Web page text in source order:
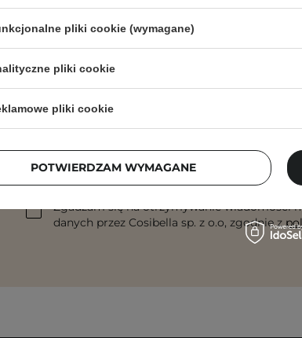
Pielęgnacyjne checklisty, eksperckie
Podaj swój adres email
Zgadzam się na otrzymywanie wiadomości
danych przez Cosibella sp. z o.o, zgodnie z
pliki cookie (wymagane)
pliki cookie
pliki cookie
POTWIERDZAM WYMAGANE